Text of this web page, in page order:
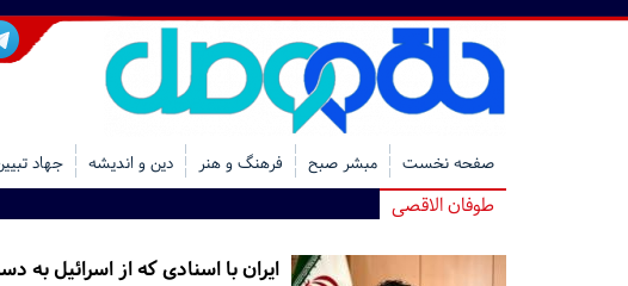
صفحه نخست مبشر صبح فرهنگ و هنر دین و اندیشه جهاد
طوفان الاقصی
ایران با اسنادی که از اسرائیل